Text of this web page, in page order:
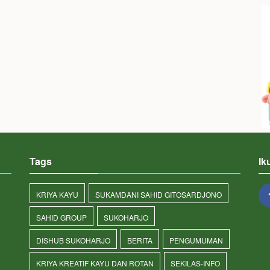
Tags
KRIYA KAYU SUKAMDANI SAHID GITOSARDJONO
SAHID GROUP SUKOHARJO
DISHUB SUKOHARJO BERITA PENGUMUMAN
KRIYA KREATIF KAYU DAN ROTAN SEKILAS-INFO